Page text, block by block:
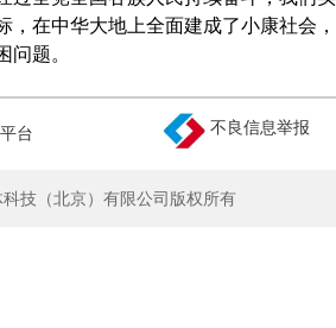
，在中华大地上全面建成了小康社会，
题。
千古吟唱，穿越历史照进现实；全
在民族复兴的征程上。
亿多人要吃好”，居民平均预期寿命提
国共产党领导下，人民生活实现了从
台 不良信息举报
技（北京）有限公司版权所有